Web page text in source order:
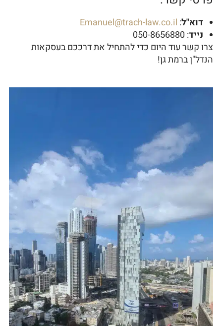
דוא"ל:
Emanuel@trach-law.co.il
נייד: 050-8656880
צרו קשר עוד היום כדי להתחיל את דרככם בעסקאות
הנדל"ן ברמת גן!